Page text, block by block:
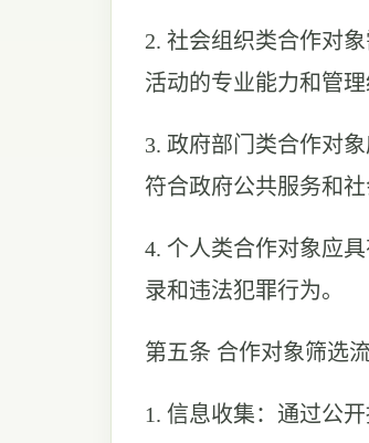
2. 社会组织类合作对
活动的专业能力和管
3. 政府部门类合作对
符合政府公共服务和社
4. 个人类合作对象应
录和违法犯罪行为。
第五条 合作对象筛选
1. 信息收集：通过公